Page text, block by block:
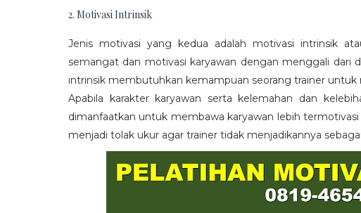
2. Motivasi Intrinsik
Jenis motivasi yang kedua adalah motivasi intrinsik
semangat dan motivasi karyawan dengan menggali dari
intrinsik membutuhkan kemampuan seorang trainer untuk
Apabila karakter karyawan serta kelemahan dan
dimanfaatkan untuk membawa karyawan lebih
menjadi tolak ukur agar trainer tidak menjadikannya